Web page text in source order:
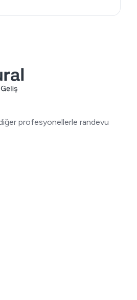
profesyonellerle randevu